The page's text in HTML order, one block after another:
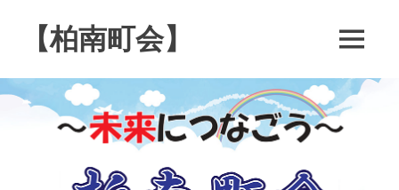
ン
ツ
【柏南町会】
井
MENU